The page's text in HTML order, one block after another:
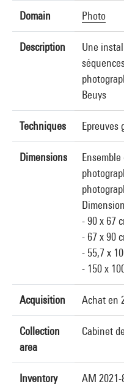
Domain Photo
Description
Une
Beuys
Techniques Epreuves
Dimensions
- 90 x 67
- 67 x 90
- 55,7 x
- 150 x
Acquisition Achat en
Collection
area
Cabinet
Inventory AM 2021-